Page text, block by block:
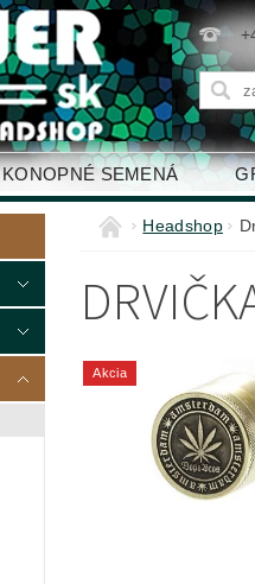
KONOPNÉ SEMENÁ
Headshop
Akcia